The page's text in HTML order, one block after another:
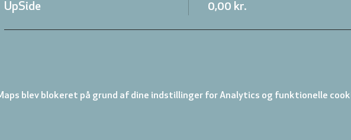
UpSide 0,00 kr.
blev blokeret på grund af dine indstillinger for Analytics og funktionelle